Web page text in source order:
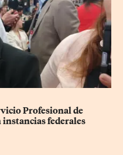
Profesional de
federales